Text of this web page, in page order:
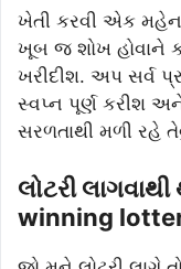
ખેતી કરવી એક
ખૂબ જ શોખ હોવાને
ખરીદીશ. અપ સર્વ
સ્વપ્ન પૂર્ણ કરીશ
સરળતાથી મળી રહે
લોટરી
winning